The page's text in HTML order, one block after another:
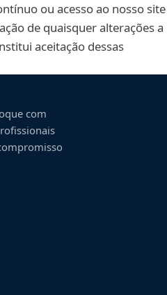
ou acesso ao nosso site
de quaisquer alterações a
aceitação dessas
com